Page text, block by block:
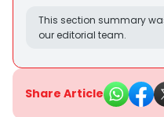
This section summary
our editorial team.
Share Article